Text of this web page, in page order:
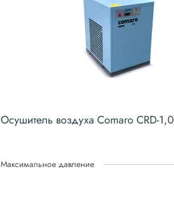
Осушитель воздуха Comaro CRD-1,0
Максимальное давление